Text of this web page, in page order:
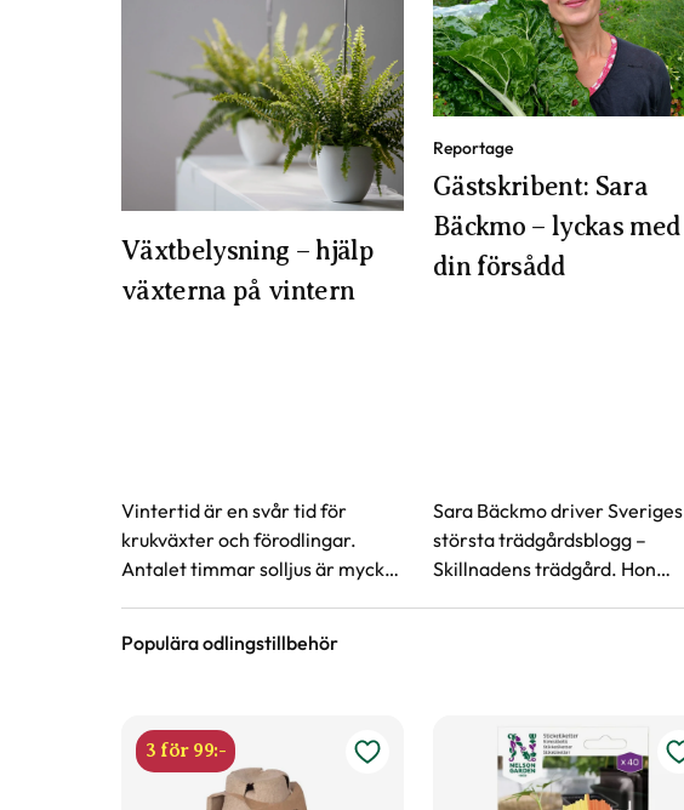
Växtbelysning – hjälp
växterna på vintern
Vintertid är en svår tid för
krukväxter och förodlingar.
Antalet timmar solljus är mycket
tillskottsljus.
Reportage
Gästskribent: Sara
Bäckmo – lyckas med
din försådd
Sara Bäckmo driver Sveriges
största trädgårdsblogg –
Skillnadens trädgård. Hon
Populära odlingstillbehör
3 för 99:-